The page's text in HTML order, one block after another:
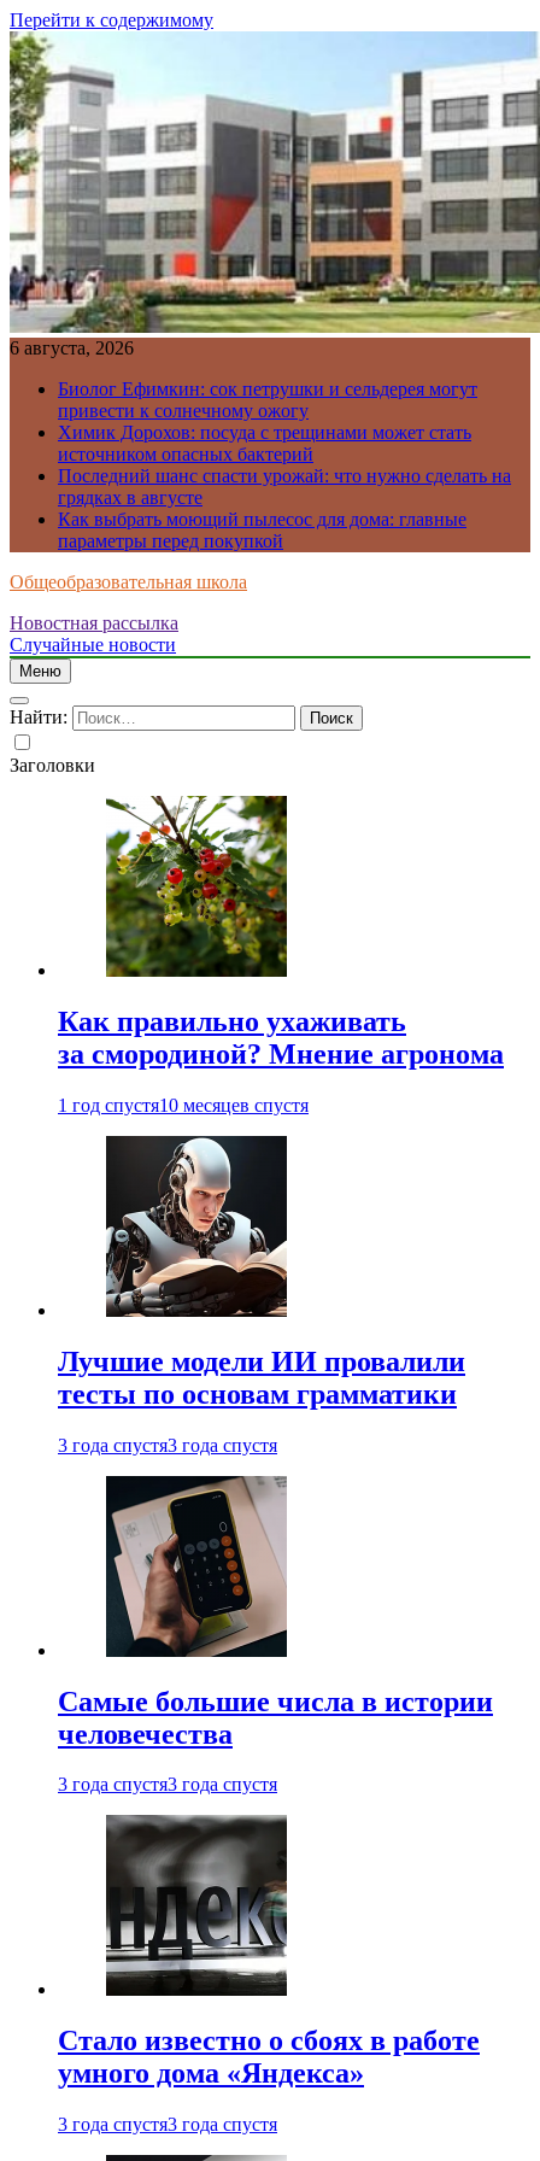
Перейти к содержимому
6 августа, 2026
Биолог Ефимкин: сок петрушки и сельдерея могут
привести к солнечному ожогу
Химик Дорохов: посуда с трещинами может стать
источником опасных бактерий
Последний шанс спасти урожай: что нужно сделать на
грядках в августе
Как выбрать моющий пылесос для дома: главные
параметры перед покупкой
Общеобразовательная школа
Новостная рассылка
Случайные новости
Меню
Найти:
Заголовки
Как правильно ухаживать
за смородиной? Мнение агронома
1 год спустя10 месяцев спустя
Лучшие модели ИИ провалили
тесты по основам грамматики
3 года спустя3 года спустя
Самые большие числа в истории
человечества
3 года спустя3 года спустя
Стало известно о сбоях в работе
умного дома «Яндекса»
3 года спустя3 года спустя